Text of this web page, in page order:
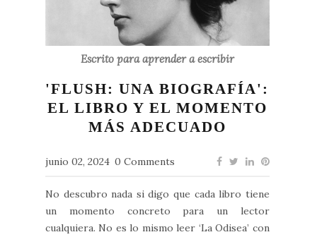
Escrito para aprender a escribir
'FLUSH: UNA BIOGRAFÍA':
EL LIBRO Y EL MOMENTO
MÁS ADECUADO
junio 02, 2024 0 Comments
No descubro nada si digo que cada libro tiene
un momento concreto para un lector
cualquiera. No es lo mismo leer ‘La Odisea’ con